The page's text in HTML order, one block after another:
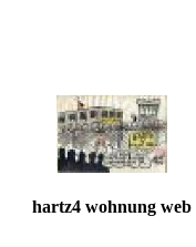
hartz4 wohnung web